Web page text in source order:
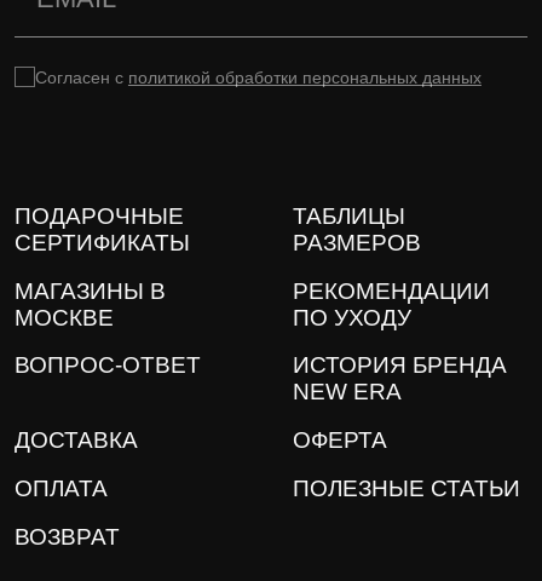
Согласен с политикой обработки персональных данных
ПОДАРОЧНЫЕ
СЕРТИФИКАТЫ
ТАБЛИЦЫ
РАЗМЕРОВ
МАГАЗИНЫ В
МОСКВЕ
РЕКОМЕНДАЦИИ
ПО УХОДУ
ВОПРОС-ОТВЕТ
ИСТОРИЯ БРЕНДА
NEW ERA
ДОСТАВКА
ОФЕРТА
ОПЛАТА
ПОЛЕЗНЫЕ СТАТЬИ
ВОЗВРАТ